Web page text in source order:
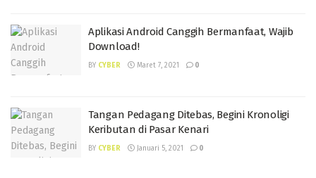
Aplikasi Android Canggih Bermanfaat, Wajib
Download!
BY CYBER Maret 7, 2021 0
Tangan Pedagang Ditebas, Begini Kronoligi
Keributan di Pasar Kenari
BY CYBER Januari 5, 2021 0